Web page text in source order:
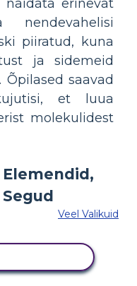
erinevat
piiratud, kuna
ja sidemeid
saavad
et luua
molekulidest
Veel Valikuid